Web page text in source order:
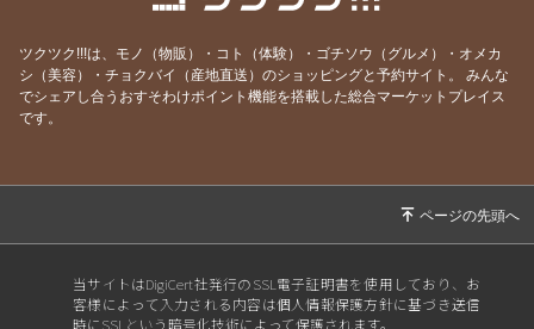
2026/06/09 【焼鳥居酒屋はなぶさ 最終日！】
2026/06/07 【焼鳥居酒屋はなぶさ あと3日‼️】
2026/06/02【焼鳥居酒屋はなぶさ 6月にお誕生日を迎え
2026/05/10【ゲリラ企画！はなぶさ！】
ツクツク!!!は、モノ（物販）・コト（体験）・ゴチソウ（グルメ）・オメカ
シ（美容）・チョクバイ（産地直送）のショッピングと予約サイト。
みんな
でシェアし合うおすそわけポイント機能を搭載した総合マーケットプレイス
です。
当サイトはDigiCert社発行のSSL電子証明書を使用しており、お
客様によって入力される内容は個人情報保護方針に基づき送信
時にSSLという暗号化技術によって保護されます。